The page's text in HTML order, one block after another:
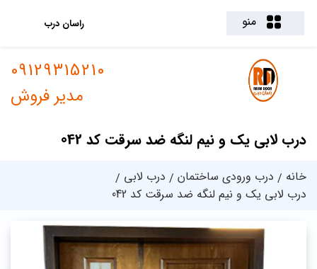
منو راسان درب
درب لابی یک و نیم لنگه ضد سرقت کد 042
09129315210
مدیر فروش
خانه درب ورودی ساختمان
درب لابی
درب لابی یک و نیم لنگه ضد سرقت کد 042